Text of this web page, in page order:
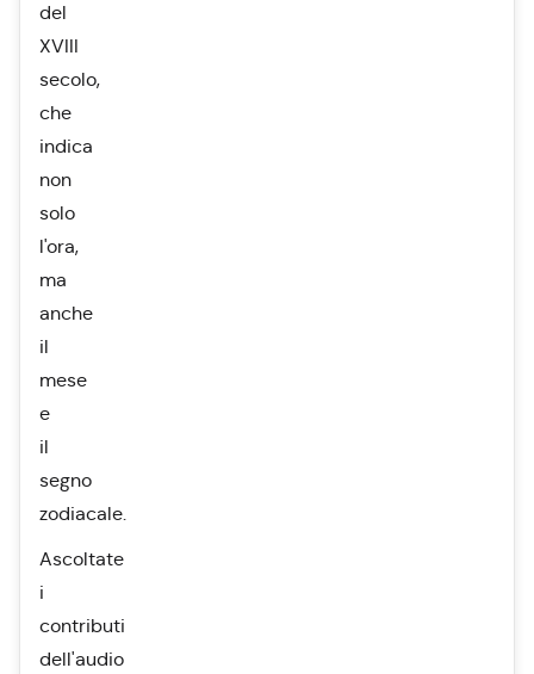
del
XVIII
secolo,
che
indica
non
solo
l'ora,
ma
anche
il
mese
e
il
segno
zodiacale.
Ascoltate
i
contributi
dell'audio